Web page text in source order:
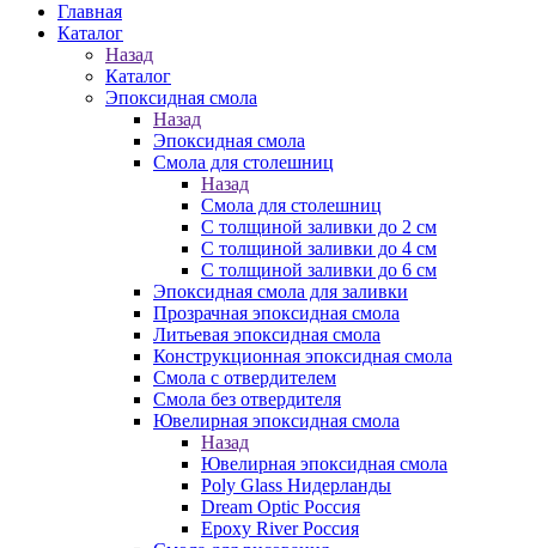
Главная
Каталог
Назад
Каталог
Эпоксидная смола
Назад
Эпоксидная смола
Смола для столешниц
Назад
Смола для столешниц
С толщиной заливки до 2 см
С толщиной заливки до 4 см
С толщиной заливки до 6 см
Эпоксидная смола для заливки
Прозрачная эпоксидная смола
Литьевая эпоксидная смола
Конструкционная эпоксидная смола
Смола с отвердителем
Смола без отвердителя
Ювелирная эпоксидная смола
Назад
Ювелирная эпоксидная смола
Poly Glass Нидерланды
Dream Optic Россия
Epoxy River Россия